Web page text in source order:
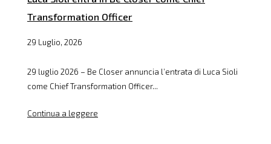
Transformation Officer
29 Luglio, 2026
29 luglio 2026 – Be Closer annuncia l’entrata di Luca Sioli
come Chief Transformation Officer...
Continua a leggere